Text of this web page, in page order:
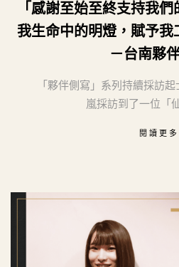
「感謝至始至終支持我
我生命中的明燈，賦予我
－台南夥
「夥伴側寫」系列持續採訪起
嵐採訪到了一位「
閱讀更多